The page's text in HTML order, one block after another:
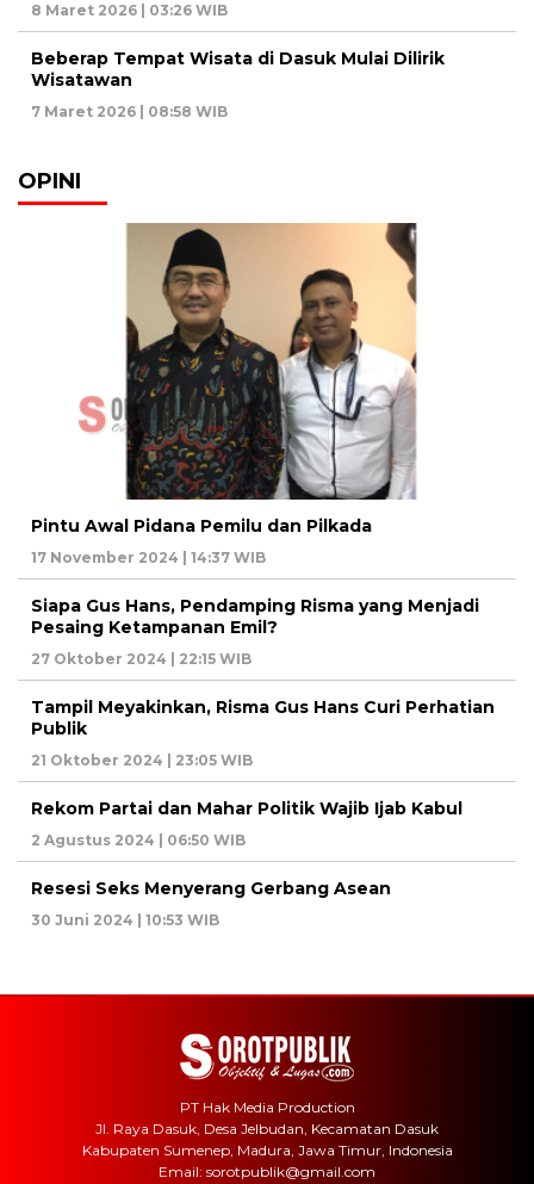
8 Maret 2026 | 03:26 WIB
Beberap Tempat Wisata di Dasuk Mulai Dilirik
Wisatawan
7 Maret 2026 | 08:58 WIB
OPINI
Pintu Awal Pidana Pemilu dan Pilkada
17 November 2024 | 14:37 WIB
Siapa Gus Hans, Pendamping Risma yang Menjadi
Pesaing Ketampanan Emil?
27 Oktober 2024 | 22:15 WIB
Tampil Meyakinkan, Risma Gus Hans Curi Perhatian
Publik
21 Oktober 2024 | 23:05 WIB
Rekom Partai dan Mahar Politik Wajib Ijab Kabul
2 Agustus 2024 | 06:50 WIB
Resesi Seks Menyerang Gerbang Asean
30 Juni 2024 | 10:53 WIB
PT Hak Media Production
Jl. Raya Dasuk, Desa Jelbudan, Kecamatan Dasuk
Kabupaten Sumenep, Madura, Jawa Timur, Indonesia
Email: sorotpublik@gmail.com